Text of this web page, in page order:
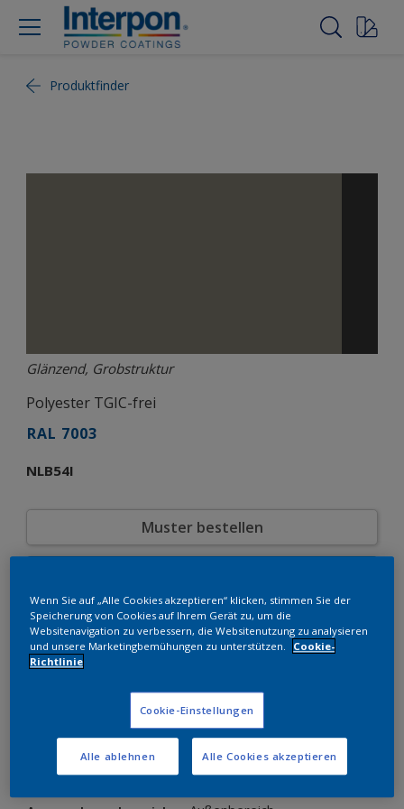
Produktfinder
Glänzend, Grobstruktur
Polyester TGIC-frei
RAL 7003
NLB54I
Muster bestellen
Produkteigenschaften
Produktcode NLB54I
Verpackungseinheit
RAL
Glänzend
Struktur
Wenn Sie auf „Alle Cookies akzeptieren“ klicken, stimmen Sie der
Speicherung von Cookies auf Ihrem Gerät zu, um die
Websitenavigation zu verbessern, die Websitenutzung zu analysieren
und unsere Marketingbemühungen zu unterstützen.
Cookie-
Richtlinie
Cookie-Einstellungen
Alle ablehnen Alle Cookies akzeptieren